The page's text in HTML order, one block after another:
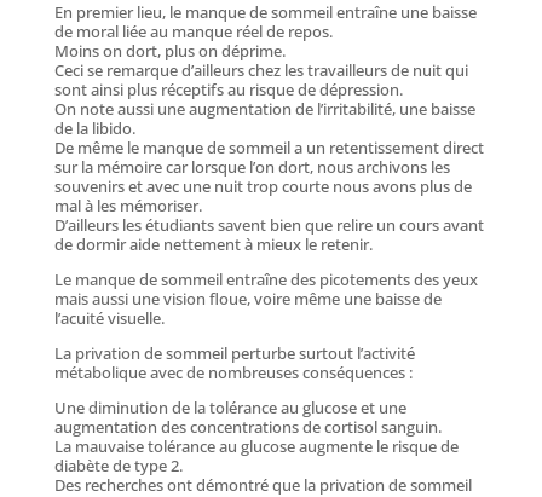
En premier lieu, le manque de sommeil entraîne une baisse
de moral liée au manque réel de repos.
Moins on dort, plus on déprime.
Ceci se remarque d’ailleurs chez les travailleurs de nuit qui
sont ainsi plus réceptifs au risque de dépression.
On note aussi une augmentation de l’irritabilité, une baisse
de la libido.
De même le manque de sommeil a un retentissement direct
sur la mémoire car lorsque l’on dort, nous archivons les
souvenirs et avec une nuit trop courte nous avons plus de
mal à les mémoriser.
D’ailleurs les étudiants savent bien que relire un cours avant
de dormir aide nettement à mieux le retenir.
Le manque de sommeil entraîne des picotements des yeux
mais aussi une vision floue, voire même une baisse de
l’acuité visuelle.
La privation de sommeil perturbe surtout l’activité
métabolique avec de nombreuses conséquences :
Une diminution de la tolérance au glucose et une
augmentation des concentrations de cortisol sanguin.
La mauvaise tolérance au glucose augmente le risque de
diabète de type 2.
Des recherches ont démontré que la privation de sommeil